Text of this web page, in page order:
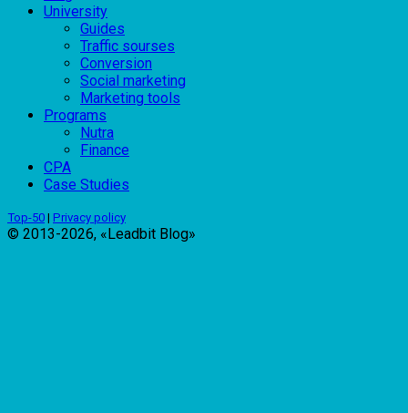
University
Guides
Traffic sourses
Conversion
Social marketing
Marketing tools
Programs
Nutra
Finance
CPA
Case Studies
Top-50 | Privacy policy
© 2013-2026, «Leadbit Blog»